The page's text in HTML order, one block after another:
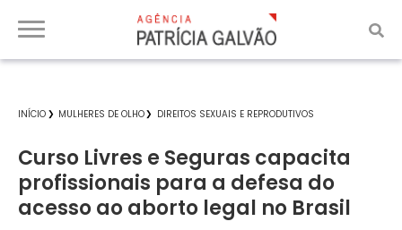
INÍCIO MULHERES DE OLHO DIREITOS SEXUAIS E REPRODUTIVOS
Curso Livres e Seguras capacita
profissionais para a defesa do
acesso ao aborto legal no Brasil